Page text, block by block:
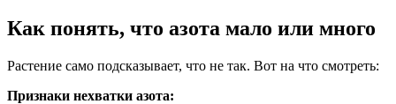
Как понять, что азота мало или много
Растение само подсказывает, что не так. Вот на что смотреть:
Признаки нехватки азота: